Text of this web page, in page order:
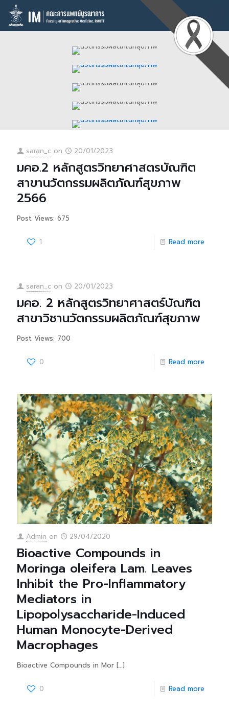
saran_c on 20/01/2023
มคอ.2 หลักสูตรวิทยาศาสตรบัณฑิต
สาขานวัตกรรมผลิตภัณฑ์สุขภาพ
2566
Post Views: 675
1 Read more
saran_c on 20/01/2023
มคอ. 2 หลักสูตรวิทยาศาสตร์บัณฑิต
สาขาวิชานวัตกรรมผลิตภัณฑ์สุขภาพ
Post Views: 700
0 Read more
Admin on 29/04/2020
Bioactive Compounds in
Moringa oleifera Lam. Leaves
Inhibit the Pro-Inflammatory
Mediators in
Lipopolysaccharide-Induced
Human Monocyte-Derived
Macrophages
Bioactive Compounds in Mor […]
0 Read more